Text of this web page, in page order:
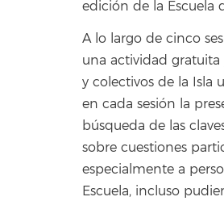
edición de la Escuela
A lo largo de cinco
una actividad gratuita
y colectivos de la Isla
en cada sesión la
búsqueda de las
sobre cuestiones
especialmente a
Escuela, incluso